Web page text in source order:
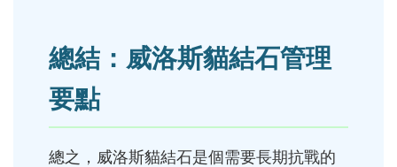
總結：威洛斯貓結石管理
要點
總之，威洛斯貓結石是個需要長期抗戰的